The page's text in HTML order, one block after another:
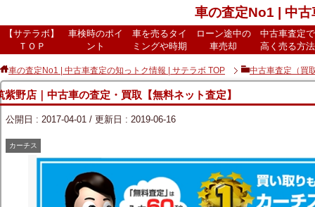
車の査定No1 | 中
【サテラボ】
ＴＯＰ
車検時のポイ
ント
車を売るタイ
ミングや時期
ローン途中の
車売却
中古車査定で
高く売る方法
車の査定No1 | 中古車査定の知っトク情報 | サテラボ TOP 中古車査定（買
紫野店｜中古車の査定・買取【無料ネット査定】
公開日 : 2017-04-01/ 更新日 : 2019-06-16
カーチス